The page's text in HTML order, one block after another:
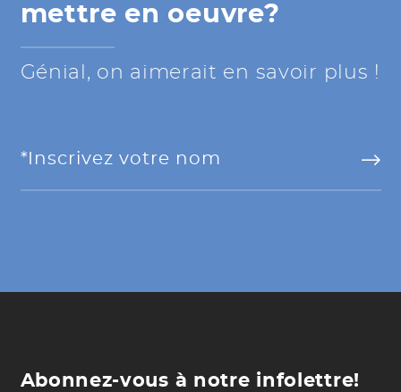
mettre en oeuvre?
Génial, on aimerait en savoir plus !
Abonnez-vous à notre infolettre!